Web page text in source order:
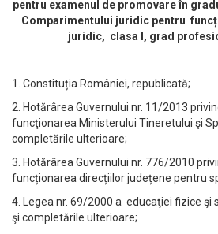
pentru examenul de promovare în
Comparimentului juridic pentru
juridic, clasa I, grad
1. Constituția României, republicată;
2. Hotărârea Guvernului nr. 11/2013
funcţionarea Ministerului Tineretului şi
completările ulterioare;
3. Hotărârea Guvernului nr. 776/2010
funcționarea direcțiilor județene pentru
4. Legea nr. 69/2000 a educaţiei fizice şi
şi completările ulterioare;